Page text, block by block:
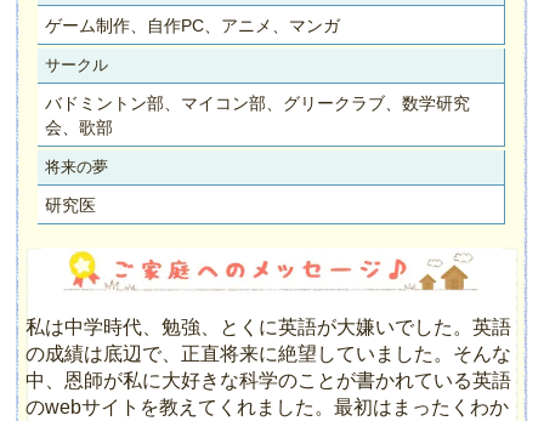
ゲーム制作、自作PC、アニメ、マンガ
サークル
バドミントン部、マイコン部、グリークラブ、数学研究
会、歌部
将来の夢
研究医
私は中学時代、勉強、とくに英語が大嫌いでした。英語
の成績は底辺で、正直将来に絶望していました。そんな
中、恩師が私に大好きな科学のことが書かれている英語
のwebサイトを教えてくれました。最初はまったくわか